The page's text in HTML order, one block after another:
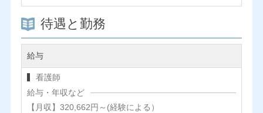
待遇と勤務
給与
看護師
給与・年収など
【月収】320,662円～(経験による）